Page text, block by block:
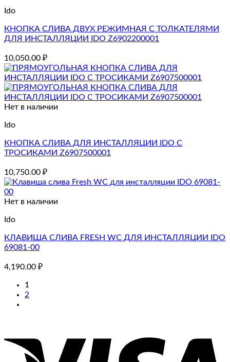
Ido
КНОПКА СЛИВА ДВУХ РЕЖИМНАЯ С ТОЛКАТЕЛЯМИ
ДЛЯ ИНСТАЛЛЯЦИИ IDO Z6902200001
10,050.00 ₽
Нет в наличии
Ido
КНОПКА СЛИВА ДЛЯ ИНСТАЛЛЯЦИИ IDO С
ТРОСИКАМИ Z6907500001
10,750.00 ₽
Нет в наличии
Ido
КЛАВИША СЛИВА FRESH WC ДЛЯ ИНСТАЛЛЯЦИИ IDO
69081-00
4,190.00 ₽
1
2